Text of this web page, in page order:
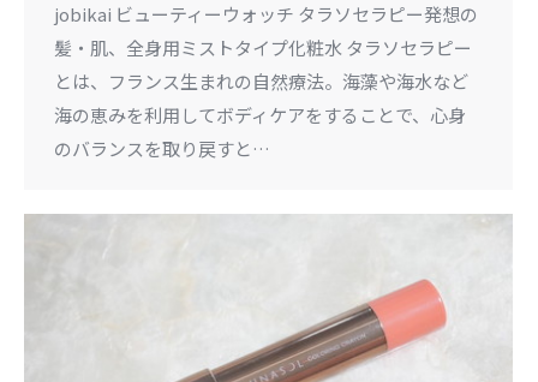
jobikai ビューティーウォッチ タラソセラピー発想の
髪・肌、全身用ミストタイプ化粧水 タラソセラピー
とは、フランス生まれの自然療法。海藻や海水など
海の恵みを利用してボディケアをすることで、心身
のバランスを取り戻すと…